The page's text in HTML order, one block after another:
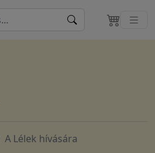
A Lélek hívására